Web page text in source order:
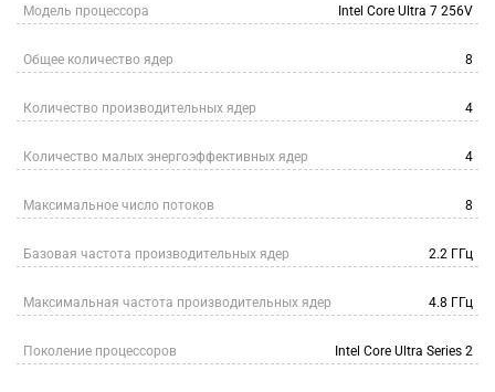
Модель процессора Intel Core Ultra 7 256V
Общее количество ядер 8
Количество производительных ядер 4
Количество малых энергоэффективных ядер 4
Максимальное число потоков 8
Базовая частота производительных ядер 2.2 ГГц
Максимальная частота производительных ядер 4.8 ГГц
Поколение процессоров Intel Core Ultra Series 2